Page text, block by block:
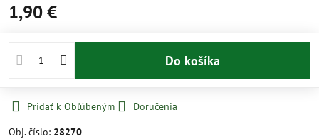
1,90 €
Do košíka
Pridať k Obľúbeným
Doručenia
Obj. číslo: 28270